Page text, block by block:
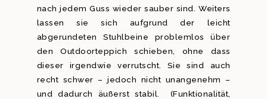
nach jedem Guss wieder sauber sind. Weiters
lassen sie sich aufgrund der leicht
abgerundeten Stuhlbeine problemlos über
den Outdoorteppich schieben, ohne dass
dieser irgendwie verrutscht. Sie sind auch
recht schwer – jedoch nicht unangenehm –
und dadurch äußerst stabil. (Funktionalität,